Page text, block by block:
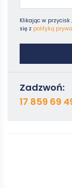
Klikając w przycisk
się z polityką
Zadzwoń:
17 859 69